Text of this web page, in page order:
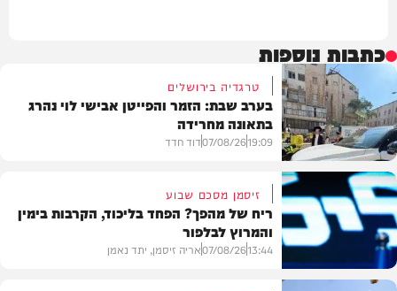
כתבות נוספות
בארץ
טרגדיה בירושלים
בערב שבת: הזמר והפייטן אבישי לוי נהרג
בתאונה מחרידה
19:09
07/08/26דוד חדד
זיסמן מסכם שבוע
ריח של מהפך? הפחד בליכוד, הקרבות בימין
והמרוץ לבלפור
13:44
07/08/26אריה זיסמן, יתד נאמן